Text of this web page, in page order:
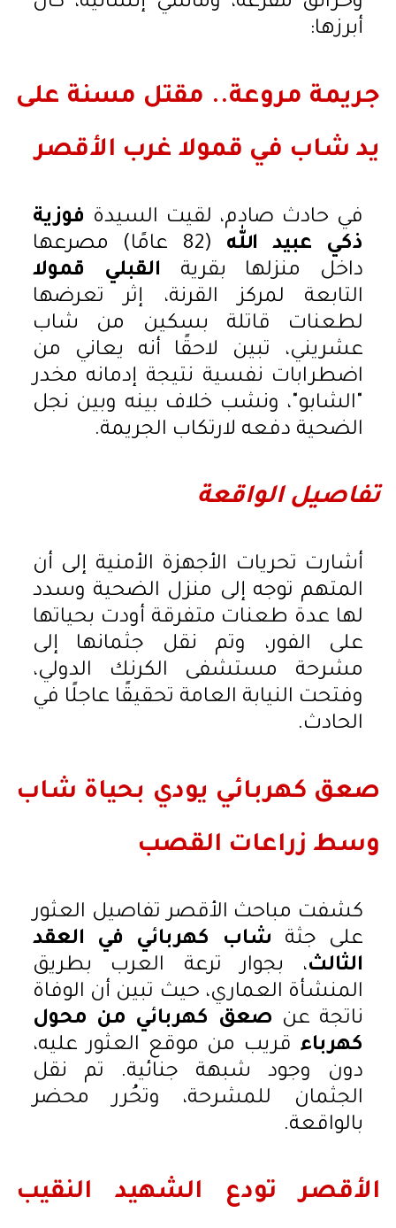
أبرزها:
جريمة مروعة.. مقتل مسنة على
يد شاب في قمولا غرب الأقصر
في حادث صادم، لقيت السيدة فوزية
ذكي عبيد الله
(82 عامًا) مصرعها
داخل منزلها بقرية القبلي قمولا
التابعة لمركز القرنة، إثر تعرضها
لطعنات قاتلة بسكين من شاب
عشريني، تبين لاحقًا أنه يعاني من
اضطرابات نفسية نتيجة إدمانه مخدر
"الشابو"، ونشب خلاف بينه وبين نجل
الضحية دفعه لارتكاب الجريمة.
تفاصيل الواقعة
أشارت تحريات الأجهزة الأمنية إلى أن
المتهم توجه إلى منزل الضحية وسدد
لها عدة طعنات متفرقة أودت بحياتها
على الفور، وتم نقل جثمانها إلى
مشرحة مستشفى الكرنك الدولي،
وفتحت النيابة العامة تحقيقًا عاجلًا في
الحادث.
صعق كهربائي يودي بحياة شاب
وسط زراعات القصب
كشفت مباحث الأقصر تفاصيل العثور
على جثة شاب كهربائي في العقد
الثالث، بجوار ترعة العرب بطريق
المنشأة العماري، حيث تبين أن الوفاة
ناتجة عن صعق كهربائي من محول
كهرباءقريب من موقع العثور عليه،
دون وجود شبهة جنائية. تم نقل
الجثمان للمشرحة، وتحُرر محضر
بالواقعة.
الأقصر تودع الشهيد النقيب